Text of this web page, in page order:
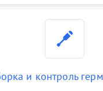
и контроль